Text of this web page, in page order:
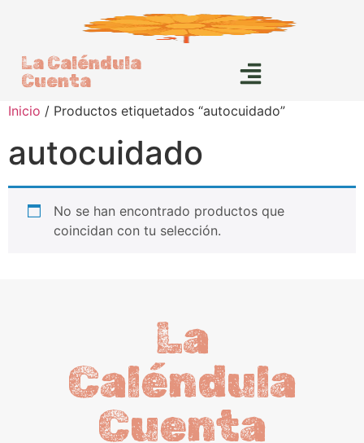
La Caléndula
Cuenta
Inicio / Productos etiquetados “autocuidado”
autocuidado
No se han encontrado productos que
coincidan con tu selección.
La
Caléndula
Cuenta